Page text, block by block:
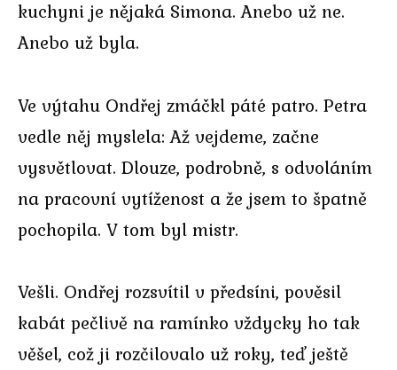
kuchyni je nějaká Simona. Anebo už ne.
Anebo už byla.
Ve výtahu Ondřej zmáčkl páté patro. Petra
vedle něj myslela: Až vejdeme, začne
vysvětlovat. Dlouze, podrobně, s odvoláním
na pracovní vytíženost a že jsem to špatně
pochopila. V tom byl mistr.
Vešli. Ondřej rozsvítil v předsíni, pověsil
kabát pečlivě na ramínko vždycky ho tak
věšel, což ji rozčilovalo už roky, teď ještě